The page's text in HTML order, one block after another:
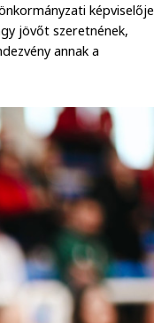
képviselője
jövőt szeretnének,
annak a